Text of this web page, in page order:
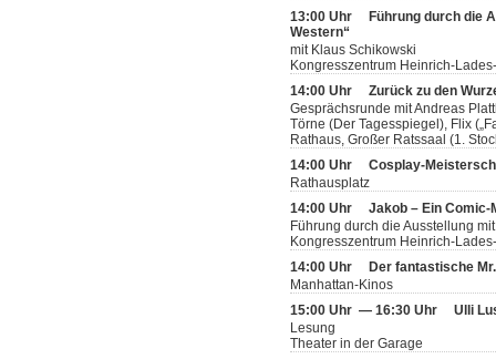
13:00 Uhr
Führung durch die
Western“
mit Klaus Schikowski
Kongresszentrum Heinrich-
14:00 Uhr Zurück zu den
Gesprächsrunde mit Andreas
Törne (Der Tagesspiegel), Flix
Rathaus, Großer Ratssaal (1.
14:00 Uhr Cosplay-
Rathausplatz
14:00 Uhr Jakob – Ein Comic-
Führung durch die Ausstellung
Kongresszentrum Heinrich-
14:00 Uhr
Der fantastische
Manhattan-Kinos
15:00 Uhr — 16:30 Uhr Ulli
Lesung
Theater in der Garage